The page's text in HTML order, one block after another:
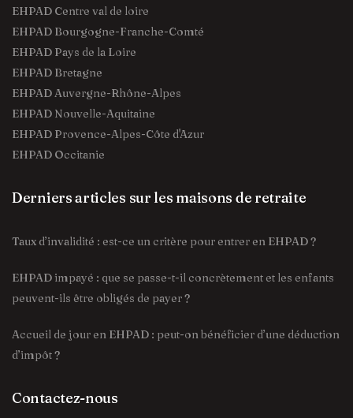
EHPAD Centre val de loire
EHPAD Bourgogne-Franche-Comté
EHPAD Pays de la Loire
EHPAD Bretagne
EHPAD Auvergne-Rhône-Alpes
EHPAD Nouvelle-Aquitaine
EHPAD Provence-Alpes-Côte d'Azur
EHPAD Occitanie
Derniers articles sur les maisons de retraite
Taux d’invalidité : est-ce un critère pour entrer en EHPAD ?
EHPAD impayé : que se passe-t-il concrètement et les enfants
peuvent-ils être obligés de payer ?
Accueil de jour en EHPAD : peut-on bénéficier d’une déduction
d’impôt ?
Contactez-nous